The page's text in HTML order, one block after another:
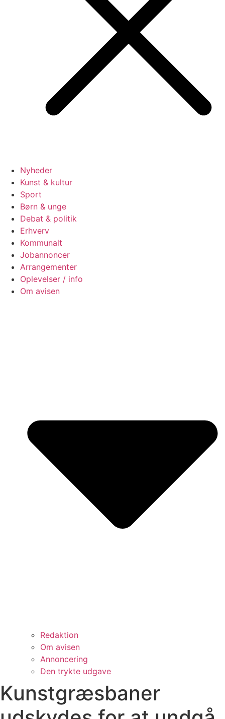
Nyheder
Kunst & kultur
Sport
Børn & unge
Debat & politik
Erhverv
Kommunalt
Jobannoncer
Arrangementer
Oplevelser / info
Om avisen
Redaktion
Om avisen
Annoncering
Den trykte udgave
Kunstgræsbaner